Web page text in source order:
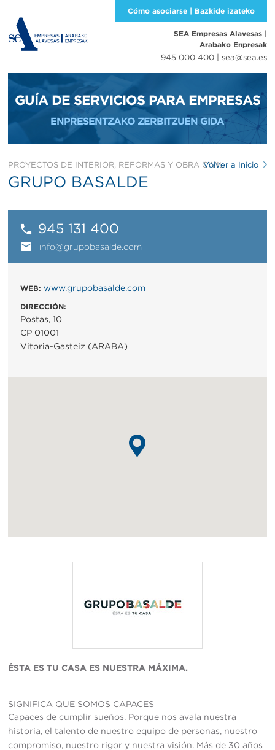
Cómo asociarse | Bazkide izateko
SEA Empresas Alavesas |
Arabako Enpresak
945 000 400 | sea@sea.es
GUÍA DE SERVICIOS PARA EMPRESAS
ENPRESENTZAKO ZERBITZUEN GIDA
Volver a Inicio
PROYECTOS DE INTERIOR, REFORMAS Y OBRA CIVIL
GRUPO BASALDE
ÉSTA ES TU CASA ES NUESTRA MÁXIMA.
SIGNIFICA QUE SOMOS CAPACES
Capaces de cumplir sueños. Porque nos avala nuestra
historia, el talento de nuestro equipo de personas, nuestro
compromiso, nuestro rigor y nuestra visión. Más de 30 años
945 131 400
info@grupobasalde.com
WEB: www.grupobasalde.com
DIRECCIÓN:
Postas, 10
CP 01001
Vitoria-Gasteiz (ARABA)